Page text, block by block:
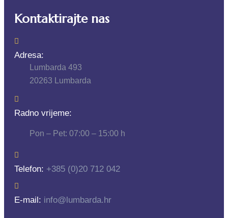
Kontaktirajte nas
Adresa:
Lumbarda 493
20263 Lumbarda
Radno vrijeme:
Pon – Pet: 07:00 – 15:00 h
Telefon: +385 (0)20 712 042
E-mail: info@lumbarda.hr